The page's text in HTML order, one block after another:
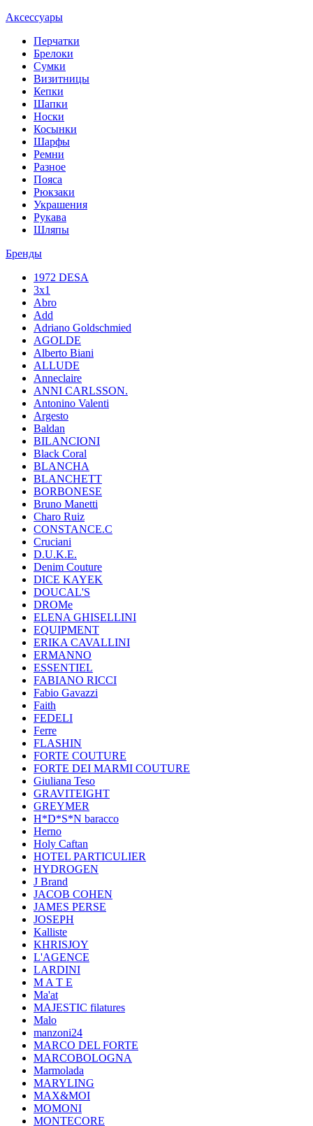
Аксессуары
Перчатки
Брелоки
Сумки
Визитницы
Кепки
Шапки
Носки
Косынки
Шарфы
Ремни
Разное
Пояса
Рюкзаки
Украшения
Рукава
Шляпы
Бренды
1972 DESA
3x1
Abro
Add
Adriano Goldschmied
AGOLDE
Alberto Biani
ALLUDE
Anneclaire
ANNI CARLSSON.
Antonino Valenti
Argesto
Baldan
BILANCIONI
Black Coral
BLANCHA
BLANCHETT
BORBONESE
Bruno Manetti
Charo Ruiz
CONSTANCE.C
Cruciani
D.U.K.E.
Denim Couture
DICE KAYEK
DOUCAL'S
DROMe
ELENA GHISELLINI
EQUIPMENT
ERIKA CAVALLINI
ERMANNO
ESSENTIEL
FABIANO RICCI
Fabio Gavazzi
Faith
FEDELI
Ferre
FLASHIN
FORTE COUTURE
FORTE DEI MARMI COUTURE
Giuliana Teso
GRAVITEIGHT
GREYMER
H*D*S*N baracco
Herno
Holy Caftan
HOTEL PARTICULIER
HYDROGEN
J Brand
JACOB COHEN
JAMES PERSE
JOSEPH
Kalliste
KHRISJOY
L'AGENCE
LARDINI
M A T E
Ma'at
MAJESTIC filatures
Malo
manzoni24
MARCO DEL FORTE
MARCOBOLOGNA
Marmolada
MARYLING
MAX&MOI
MOMONI
MONTECORE